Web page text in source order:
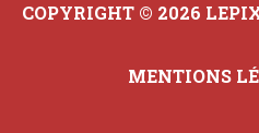
COPYRIGHT © 2026
MENTIONS